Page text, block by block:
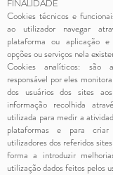
FINALIDADE
Cookies técnicos e
ao utilizador navegar
plataforma ou aplicação
opções ou serviços nela
Cookies analíticos: são
responsável por eles
dos usuários dos sites
informação recolhida
utilizada para medir a
plataformas e para
utilizadores dos referidos
forma a introduzir
utilização dados feitos pelos